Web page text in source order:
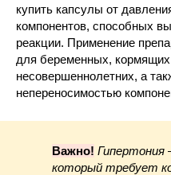
купить капсулы от
компонентов, способных
реакции. Применение
для беременных,
несовершеннолетних, а
непереносимостью
Важно! Гипертония
который требует